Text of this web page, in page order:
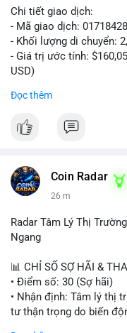
Chi tiết giao dịch:
- Mã giao dịch:
- Khối lượng di chuyển:
- Giá trị ước tính:
USD)
Khối lượng 2,459 BTC
việc di chuyển số lượng
phân bổ danh mục sang
Động thái này có thể
khi nhà đầu tư nhỏ lẻ lo
xu hướng trung hạn.
Lời khuyên cho nhà đầu
Hãy theo dõi sát các
Đọc thêm
Coin Radar
26 m
Radar Tâm Lý Thị
Ngang
📊 CHỈ SỐ SỢ HÃI &
• Điểm số: 30 (Sợ hãi)
• Nhận định: Tâm lý thị
tư thận trọng do biến